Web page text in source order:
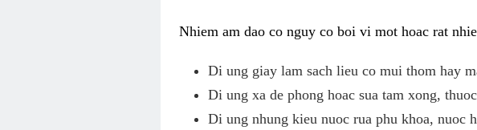
Nhiem am dao co nguy co boi vi mot hoac rat
Di ung giay lam sach lieu co mui thom hay
Di ung xa de phong hoac sua tam xong,
Di ung nhung kieu nuoc rua phu khoa, nuoc